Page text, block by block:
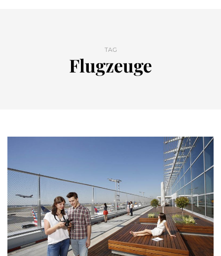
TAG
Flugzeuge